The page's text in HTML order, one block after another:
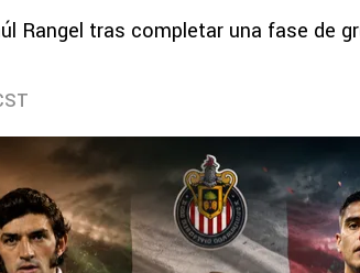
Rangel tras completar una fase de